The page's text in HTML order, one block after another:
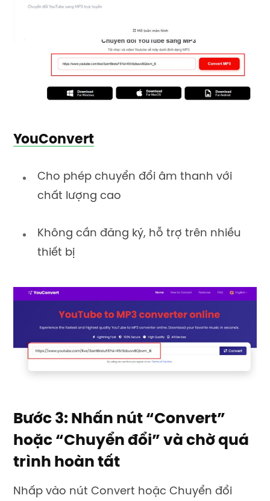
YouConvert
Cho phép chuyển đổi âm thanh với
chất lượng cao
Không cần đăng ký, hỗ trợ trên nhiều
thiết bị
Bước 3: Nhấn nút “Convert”
hoặc “Chuyển đổi” và chờ quá
trình hoàn tất
Nhấp vào nút Convert hoặc Chuyển đổi